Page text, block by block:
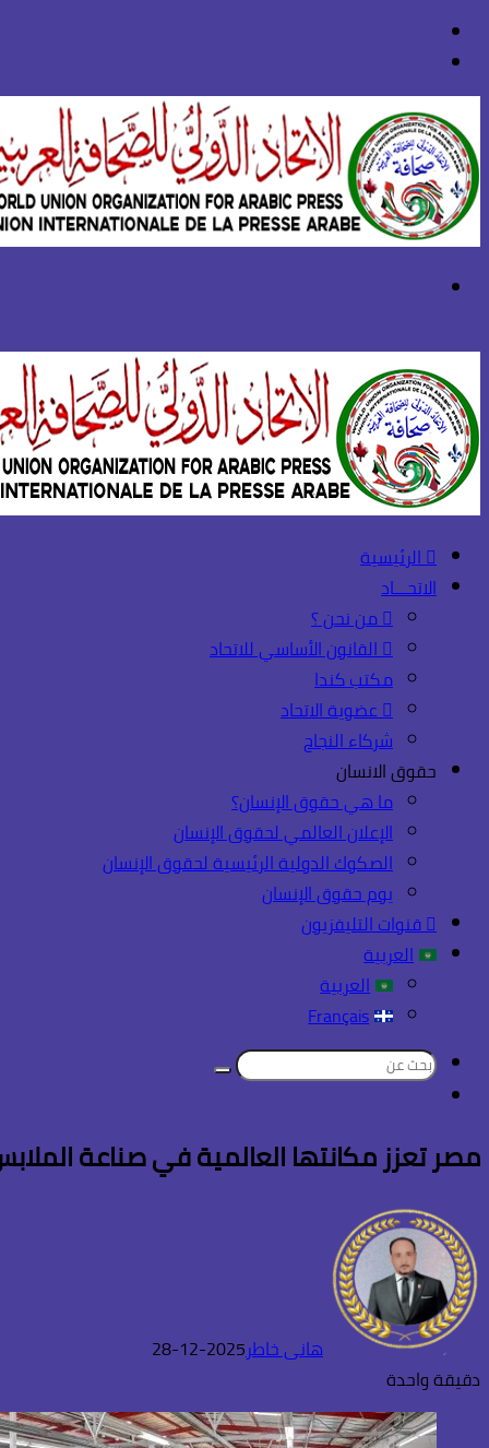
الدخول
الرئيسية
الاتحـــاد
من نحن ؟
القانون الأساسي للاتحاد
مكتب كندا
عضوية الاتحاد
شركاء النجاح
حقوق الانسان
ما هي حقوق الإنسان؟
الإعلان العالمي لحقوق الإنسان
الصكوك الدولية الرئيسية لحقوق الإنسان
يوم حقوق الإنسان
قنوات التليفزيون
العربية
العربية
Français
بحث
مصر تعزز مكانتها العالمية في صناعة
هانى خاطر2025-12-28
دقيقة واحدة